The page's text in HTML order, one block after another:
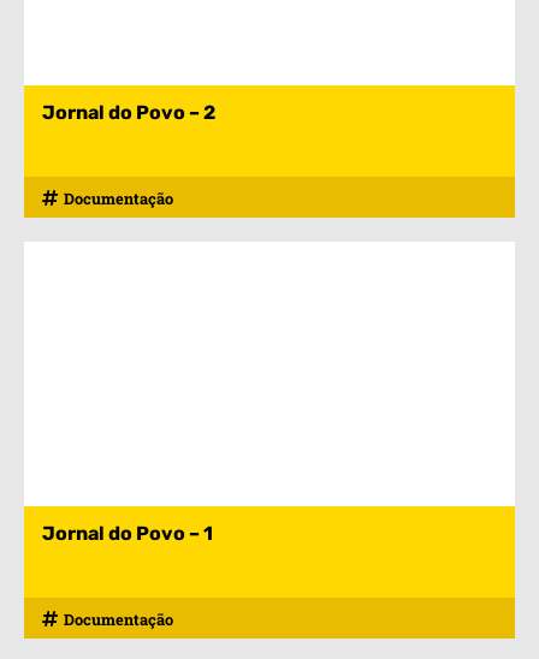
Jornal do Povo – 2
Documentação
Jornal do Povo – 1
Documentação